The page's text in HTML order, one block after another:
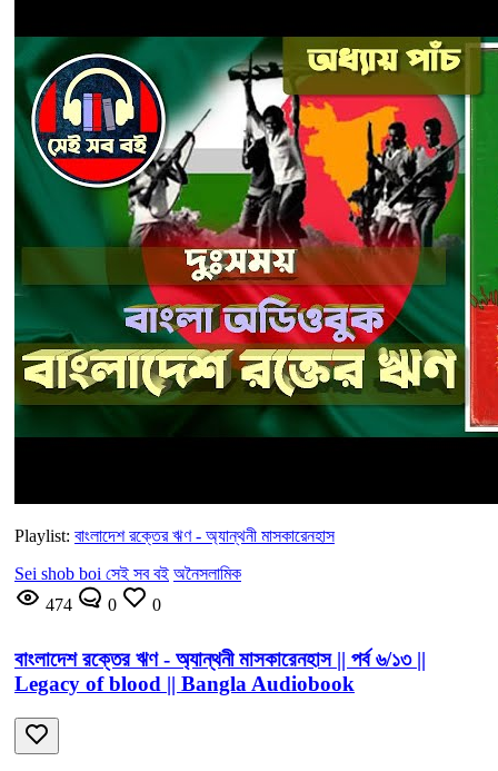
Playlist: বাংলাদেশ রক্তের ঋণ - অ্যান্থনী মাসকারেনহাস
Sei shob boi সেই সব বই অনৈসলামিক
474
0 0
বাংলাদেশ রক্তের ঋণ - অ্যান্থনী মাসকারেনহাস || পর্ব ৬/১৩ ||
Legacy of blood || Bangla Audiobook